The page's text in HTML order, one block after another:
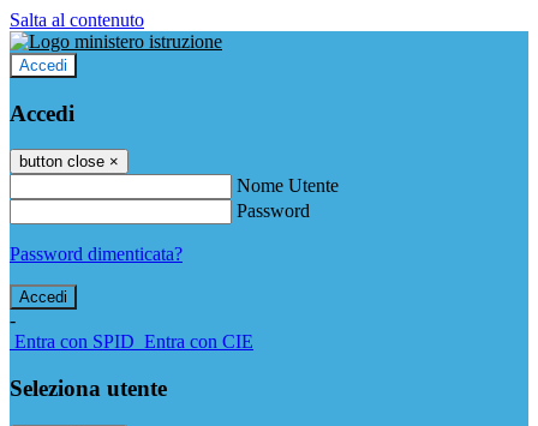
Salta al contenuto
Accedi
Accedi
button close ×
Nome Utente
Password
Password dimenticata?
-
Entra con SPID Entra con CIE
Seleziona utente